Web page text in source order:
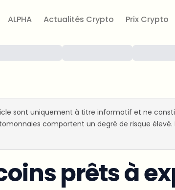
ALPHA Actualités Crypto Prix Crypto
sont uniquement à titre informatif et ne
comportent un degré de risque
prêts à